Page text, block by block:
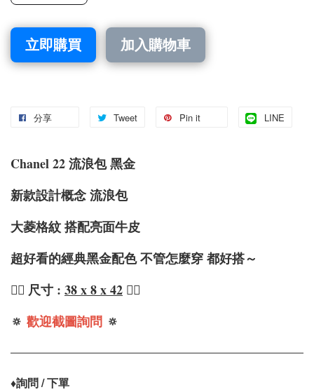
立即購買 加入購物車
分享 Tweet Pin it LINE
Chanel 22 流浪包 黑金
新款設計概念 流浪包
大菱格紋 搭配亮面牛皮
超好看的經典黑金配色 不管怎麼穿 都好搭～
❤️‍🔥 尺寸 : 38 x 8 x 42 ❤️‍🔥
🔅 歡迎截圖詢問 🔅
♦️詢問 / 下單